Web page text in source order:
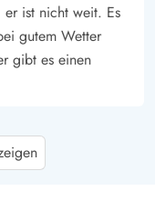
ist nicht weit. Es
gutem Wetter
gibt es einen
4.5 von 5
4.5 out of 5